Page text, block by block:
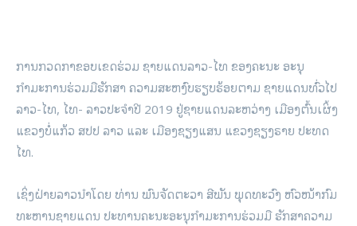
ການກວດກາຂອບເຂດຮ່ວມ ຊາຍແດນລາວ-ໄທ ຂອງຄະນະ ອະນຸ
ກຳມະການຮ່ວມມືຮັກສາ ຄວາມສະຫງົບຮຽບຮ້ອຍຕາມ ຊາຍແດນທົ່ວໄປ
ລາວ-ໄທ, ໄທ- ລາວປະຈຳປີ 2019 ຢູ່ຊາຍແດນລະຫວ່າງ ເມືອງຕົ້ນເຜິ້ງ
ແຂວງບໍ່ແກ້ວ ສປປ ລາວ ແລະ ເມືອງຊຽງແສນ ແຂວງຊຽງຣາຍ ປະທດ
ໄທ.
ເຊິ່ງຝ່າຍລາວນຳໂດຍ ທ່ານ ພົນຈັດຕະວາ ສີພັນ ພຸດທະວົງ ຫົວໜ້າກົມ
ທະຫານຊາຍແດນ ປະທານຄະນະອະນຸກຳມະການຮ່ວມມື ຮັກສາຄວາມ